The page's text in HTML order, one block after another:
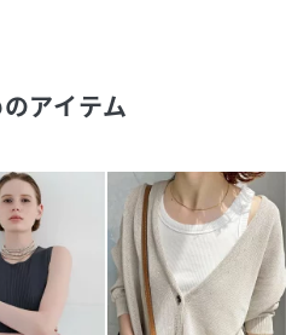
＊＊＊＊＊＊＊＊
縮みます。
濯により収縮やねじれ。型崩
アイテム